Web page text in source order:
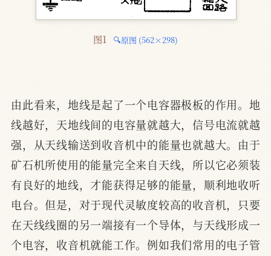
图1 🔍原图 (562×298)
由此看来，地线是起了一个电容器极板的作用。地
线越好，天地线间的电容量就越大，信号电流就越
强，从天线输送到收音机中的能量也就越大。由于
矿石机所使用的能量完全来自天线，所以它必须装
有良好的地线，才能获得足够的能量，顺利地收听
电台。但是，对于现代灵敏度较高的收音机，只要
在天线线圈的另一端接有一个导体，与天线形成一
个电容，收音机就能工作。例如我们常用的电子管